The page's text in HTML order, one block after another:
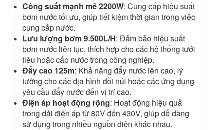
Công suất mạnh mẽ 2200W: Cung cấp hiệu suất
bơm nước tối ưu, giúp tiết kiệm thời gian trong việc
cung cấp nước.
Lưu lượng bơm 9.500L/H: Đảm bảo hiệu suất
bơm nước liên tục, thích hợp cho các hệ thống tưới
tiêu hoặc cấp nước trong công nghiệp.
Đẩy cao 125m: Khả năng đẩy nước lên cao, lý
tưởng cho các địa hình đồi núi hoặc các ứng dụng
yêu cầu đẩy nước đến vị trí cao.
Điện áp hoạt động rộng: Hoạt động hiệu quả
trong dải điện áp từ 80V đến 430V, giúp dễ dàng
sử dụng trong nhiều nguồn điện khác nhau.